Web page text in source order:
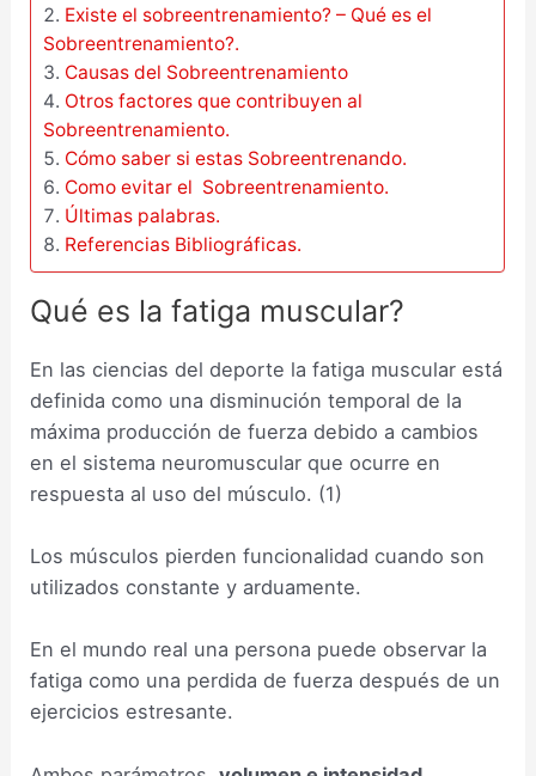
Existe el sobreentrenamiento? – Qué es el
Sobreentrenamiento?.
Causas del Sobreentrenamiento
Otros factores que contribuyen al
Sobreentrenamiento.
Cómo saber si estas Sobreentrenando.
Como evitar el Sobreentrenamiento.
Últimas palabras.
Referencias Bibliográficas.
Qué es la fatiga muscular?
En las ciencias del deporte la fatiga muscular está
definida como una disminución temporal de la
máxima producción de fuerza debido a cambios
en el sistema neuromuscular que ocurre en
respuesta al uso del músculo. (1)
Los músculos pierden funcionalidad cuando son
utilizados constante y arduamente.
En el mundo real una persona puede observar la
fatiga como una perdida de fuerza después de un
ejercicios estresante.